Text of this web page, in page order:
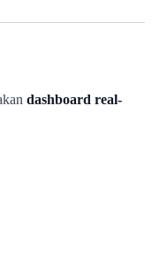
dashboard real-